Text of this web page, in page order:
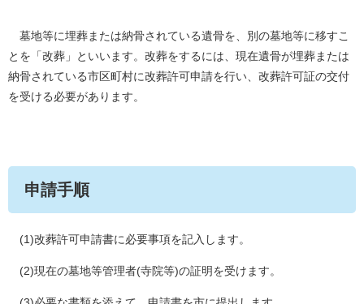
墓地等に埋葬または納骨されている遺骨を、別の墓地等に移すこ
とを「改葬」といいます。改葬をするには、現在遺骨が埋葬または
納骨されている市区町村に改葬許可申請を行い、改葬許可証の交付
を受ける必要があります。
申請手順
(1)改葬許可申請書に必要事項を記入します。
(2)現在の墓地等管理者(寺院等)の証明を受けます。